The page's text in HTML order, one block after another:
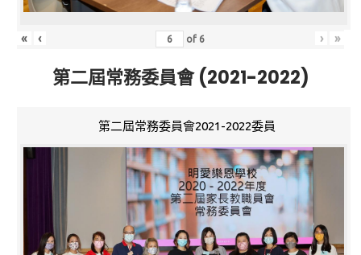
« ‹ of 6 › »
第二屆常務委員會 (2021-2022)
第二屆常務委員會2021-2022委員